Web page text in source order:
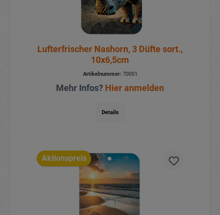
Lufterfrischer Nashorn, 3 Düfte sort.,
10x6,5cm
Artikelnummer:70051
Mehr Infos? Hier anmelden
Details
Aktionspreis